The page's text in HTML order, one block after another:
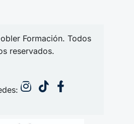
Formación. Todos
reservados.